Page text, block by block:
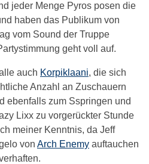
jeder Menge Pyros posen die
haben das Publikum von
vom Sound der Truppe
geht voll auf.
auch Korpiklaani, die sich
Anzahl an Zuschauern
ebenfalls zum Sspringen und
Lixx zu vorgerückter Stunde
meiner Kenntnis, da Jeff
von Arch Enemy auftauchen